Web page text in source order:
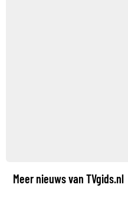
Meer nieuws van TVgids.nl